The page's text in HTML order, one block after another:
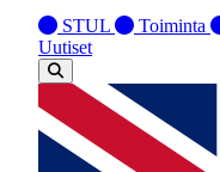
STUL Toiminta
Uutiset